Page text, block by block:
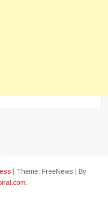
Theme: FreeNews
By
.